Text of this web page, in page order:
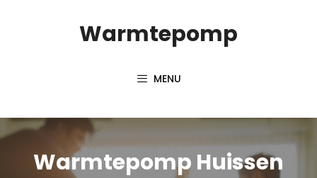
Warmtepomp
MENU
Warmtepomp Huissen